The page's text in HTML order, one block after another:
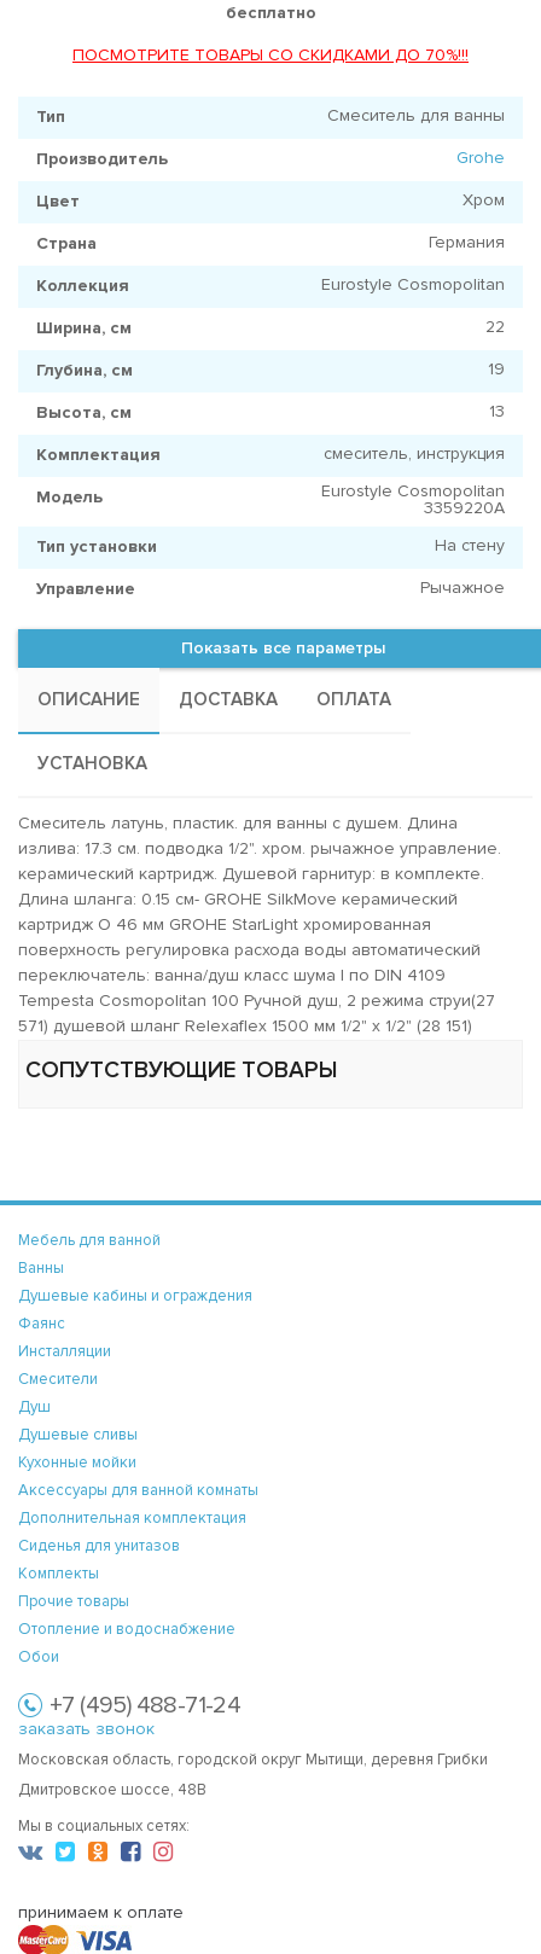
бесплатно
ПОСМОТРИТЕ ТОВАРЫ СО СКИДКАМИ ДО 70%!!!
Тип Смеситель для ванны
Производитель Grohe
Цвет Хром
Страна Германия
Коллекция Eurostyle Cosmopolitan
Ширина, см 22
Глубина, см 19
Высота, см 13
Комплектация смеситель, инструкция
Модель
Eurostyle Cosmopolitan
3359220A
Тип установки
На стену
Управление Рычажное
Показать все параметры
ОПИСАНИЕ ДОСТАВКА ОПЛАТА
УСТАНОВКА
Смеситель латунь, пластик. для ванны с душем. Длина
излива: 17.3 см. подводка 1/2". хром. рычажное управление.
керамический картридж. Душевой гарнитур: в комплекте.
Длина шланга: 0.15 см- GROHE SilkMove керамический
картридж O 46 мм GROHE StarLight хромированная
поверхность регулировка расхода воды автоматический
переключатель: ванна/душ класс шума I по DIN 4109
Tempesta Cosmopolitan 100 Ручной душ, 2 режима струи(27
571) душевой шланг Relexaflex 1500 мм 1/2" x 1/2" (28 151)
СОПУТСТВУЮЩИЕ ТОВАРЫ
Мебель для ванной
Ванны
Душевые кабины и ограждения
Фаянс
Инсталляции
Смесители
Душ
Душевые сливы
Кухонные мойки
Аксессуары для ванной комнаты
Дополнительная комплектация
Сиденья для унитазов
Комплекты
Прочие товары
Отопление и водоснабжение
Обои
+7 (495) 488-71-24
заказать звонок
Московская область, городской округ Мытищи, деревня Грибки
Дмитровское шоссе, 48В
Мы в социальных сетях:
принимаем к оплате